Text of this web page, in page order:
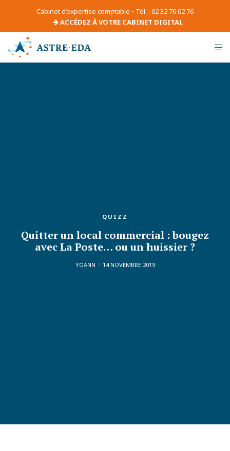
Cabinet d’expertise comptable • Tél. : 02 32 76 02 76
ACCÉDEZ À VOTRE CABINET DIGITAL
QUIZZ
Quitter un local commercial : bougez
avec La Poste… ou un huissier ?
YOANN 14 NOVEMBRE 2019